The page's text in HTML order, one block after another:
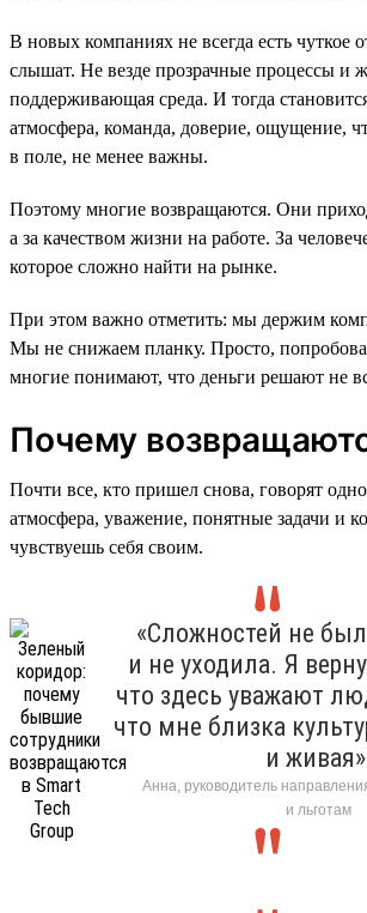
В новых компаниях не всегда есть чуткое
слышат. Не везде прозрачные процессы и
поддерживающая среда. И тогда
атмосфера, команда, доверие, ощущение,
в поле, не менее важны.
Поэтому многие возвращаются. Они
а за качеством жизни на работе. За
которое сложно найти на рынке.
При этом важно отметить: мы держим
Мы не снижаем планку. Просто,
многие понимают, что деньги решают не
Почему
Почти все, кто пришел снова, говорят
атмосфера, уважение, понятные задачи и
чувствуешь себя своим.
«Сложностей не
и не уходила. Я
что здесь уважают
что мне близка
и
Анна, руководитель
и льготам